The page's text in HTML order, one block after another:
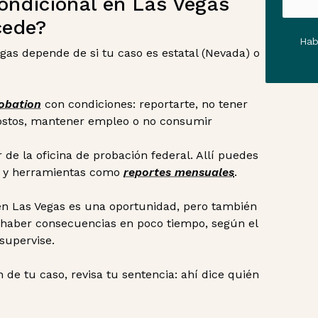
depende de si tu caso es estatal (Nevada) o
con condiciones: reportarte, no tener
mantener empleo o no consumir
la oficina de probación federal. Allí puedes
herramientas como reportes mensuales.
Las Vegas es una oportunidad, pero también
consecuencias en poco tiempo, según el
tu caso, revisa tu sentencia: ahí dice quién